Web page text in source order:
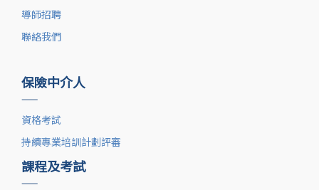
導師招聘
聯絡我們
保險中介人
——
資格考試
持續專業培訓計劃評審
課程及考試
——